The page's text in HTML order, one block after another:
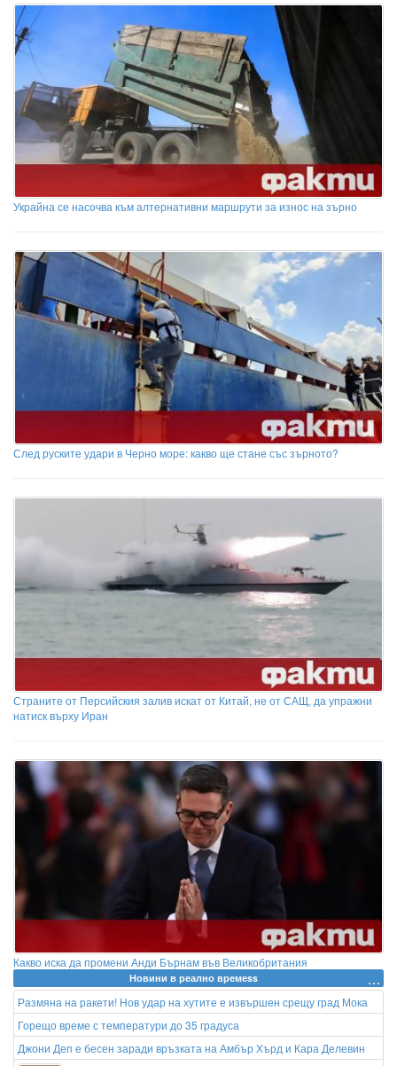
Украйна се насочва към алтернативни маршрути за износ на зърно
След руските удари в Черно море: какво ще стане със зърното?
Страните от Персийския залив искат от Китай, не от САЩ, да упражни
натиск върху Иран
Какво иска да промени Анди Бърнам във Великобритания
Новини в реално времеss
Размяна на ракети! Нов удар на хутите е извършен срещу град Мока
Горещо време с температури до 35 градуса
Джони Деп е бесен заради връзката на Амбър Хърд и Кара Делевин